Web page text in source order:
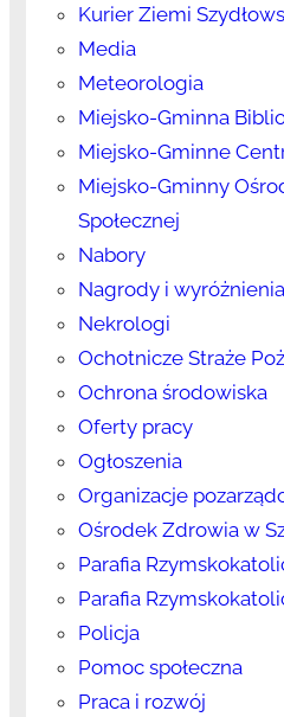
Kurier Ziemi
Media
Meteorologia
Miejsko-Gminna
Miejsko-Gminne
Miejsko-Gminny
Społecznej
Nabory
Nagrody i wyróżnienia
Nekrologi
Ochotnicze Straże
Ochrona środowiska
Oferty pracy
Ogłoszenia
Organizacje
Ośrodek Zdrowia w
Parafia
Parafia
Policja
Pomoc społeczna
Praca i rozwój